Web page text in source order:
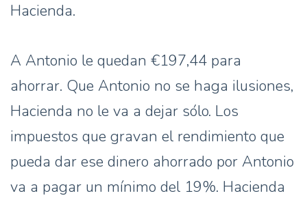
Hacienda.
A Antonio le quedan €197,44 para
ahorrar. Que Antonio no se haga ilusiones,
Hacienda no le va a dejar sólo. Los
impuestos que gravan el rendimiento que
pueda dar ese dinero ahorrado por Antonio
va a pagar un mínimo del 19%. Hacienda